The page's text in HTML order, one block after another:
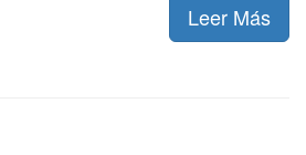
Leer Más